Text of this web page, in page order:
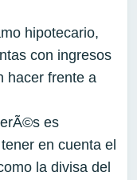
hipotecario,
con ingresos
hacer frente a
es
en cuenta el
la divisa del